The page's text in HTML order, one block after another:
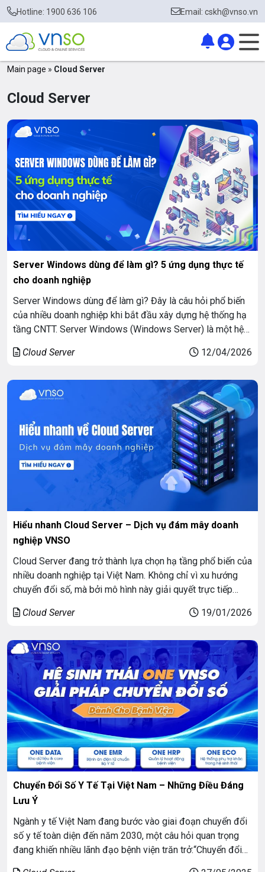
Hotline: 1900 636 106 Email: cskh@vnso.vn
Main page » Cloud Server
Cloud Server
Server Windows dùng để làm gì? 5 ứng dụng thực tế
cho doanh nghiệp
Server Windows dùng để làm gì? Đây là câu hỏi phổ biến
của nhiều doanh nghiệp khi bắt đầu xây dựng hệ thống hạ
tầng CNTT. Server Windows (Windows Server) là một hệ
dữ liệu, vận hành ứng dụng bảo mật cho […]
Cloud Server 12/04/2026
Hiểu nhanh Cloud Server – Dịch vụ đám mây doanh
nghiệp VNSO
Cloud Server đang trở thành lựa chọn hạ tầng phổ biến của
nhiều doanh nghiệp tại Việt Nam. Không chỉ vì xu hướng
chuyển đổi số, mà bởi mô hình này giải quyết trực tiếp
cao, khó mở rộng và vận hành […]
Cloud Server 19/01/2026
Chuyển Đổi Số Y Tế Tại Việt Nam – Những Điều Đáng
Lưu Ý
Ngành y tế Việt Nam đang bước vào giai đoạn chuyển đổi
số y tế toàn diện đến năm 2030, một câu hỏi quan trọng
đang khiến nhiều lãnh đạo bệnh viện trăn trở:“Chuyển đổi